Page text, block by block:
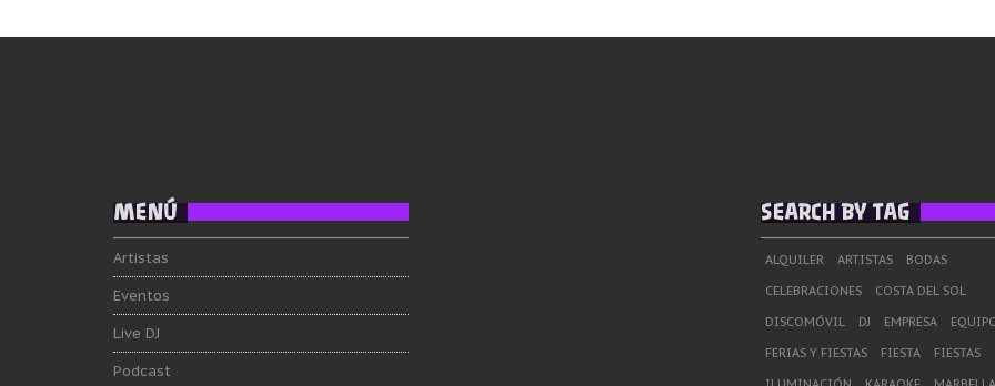
MENÚ
Artistas
Eventos
Live DJ
Podcast
SEARCH BY TAG
ALQUILER ARTISTAS
BODAS
CELEBRACIONES
COSTA DEL SOL
DISCOMÓVIL
DJ EMPRESA
FERIAS Y FIESTAS
FIESTA
FIESTAS